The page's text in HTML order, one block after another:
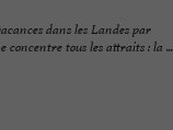
dans les Landes par
concentre tous les attraits : la ...